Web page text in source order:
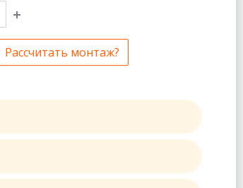
Рассчитать монтаж?